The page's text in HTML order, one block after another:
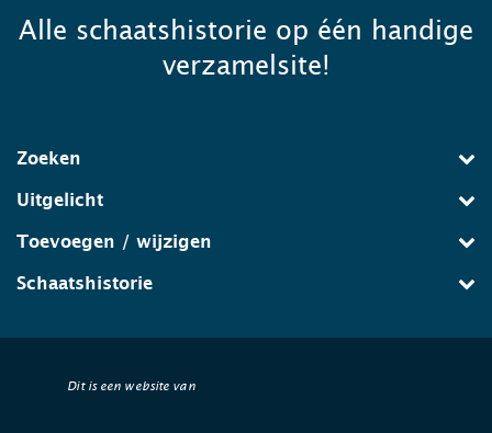
Alle schaatshistorie op één handige
verzamelsite!
Zoeken
Uitgelicht
Toevoegen / wijzigen
Schaatshistorie
Dit is een website van